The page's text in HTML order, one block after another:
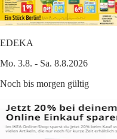
EDEKA
Mo. 3.8. - Sa. 8.8.2026
Noch bis morgen gültig